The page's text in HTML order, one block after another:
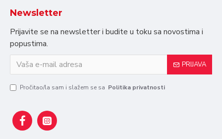
Newsletter
Prijavite se na newsletter i budite u toku sa novostima i
popustima.
PRIJAVA
Pročitao/la sam i slažem se sa Politika privatnosti